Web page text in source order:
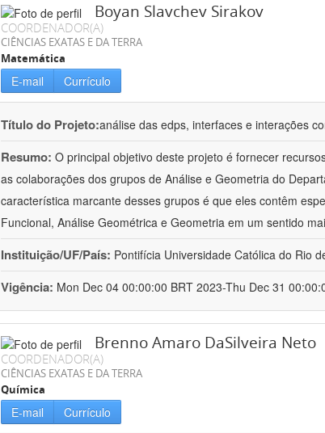
Boyan Slavchev Sirakov
COORDENADOR(A)
CIÊNCIAS EXATAS E DA TERRA
Matemática
E-mail Currículo
Título do Projeto:análise das edps, interfaces e interações
Resumo: O principal objetivo deste projeto é fornecer
as colaborações dos grupos de Análise e Geometria do
característica marcante desses grupos é que eles contêm
Funcional, Análise Geométrica e Geometria em um sentido
Instituição/UF/País: Pontifícia Universidade Católica do Rio
Vigência: Mon Dec 04 00:00:00 BRT 2023-Thu Dec 31
Brenno Amaro DaSilveira Neto
COORDENADOR(A)
CIÊNCIAS EXATAS E DA TERRA
Química
E-mail Currículo